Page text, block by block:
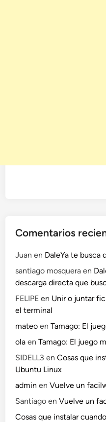
Comentarios
Juan en DaleYa te busca
santiago mosquera en
descarga directa que
FELIPE en Unir o juntar
el terminal
mateo enTamago: El
ola enTamago: El juego
SIDELL3 enCosas que
Ubuntu Linux
admin enVuelve un
Santiago enVuelve un
Cosas que instalar